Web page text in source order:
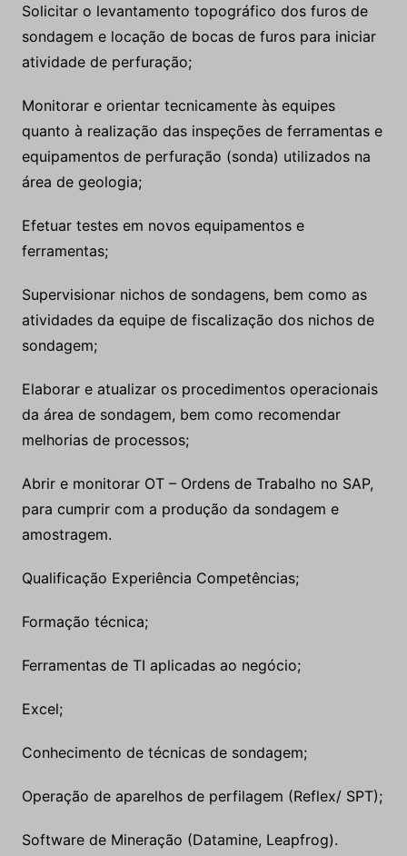
Solicitar o levantamento topográfico dos furos de
sondagem e locação de bocas de furos para iniciar
atividade de perfuração;
Monitorar e orientar tecnicamente às equipes
quanto à realização das inspeções de ferramentas e
equipamentos de perfuração (sonda) utilizados na
área de geologia;
Efetuar testes em novos equipamentos e
ferramentas;
Supervisionar nichos de sondagens, bem como as
atividades da equipe de fiscalização dos nichos de
sondagem;
Elaborar e atualizar os procedimentos operacionais
da área de sondagem, bem como recomendar
melhorias de processos;
Abrir e monitorar OT – Ordens de Trabalho no SAP,
para cumprir com a produção da sondagem e
amostragem.
Qualificação Experiência Competências;
Formação técnica;
Ferramentas de TI aplicadas ao negócio;
Excel;
Conhecimento de técnicas de sondagem;
Operação de aparelhos de perfilagem (Reflex/ SPT);
Software de Mineração (Datamine, Leapfrog).